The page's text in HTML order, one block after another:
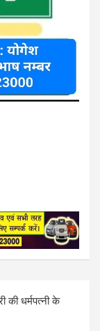
की धर्मपत्नी के